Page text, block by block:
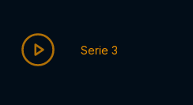
Serie 3